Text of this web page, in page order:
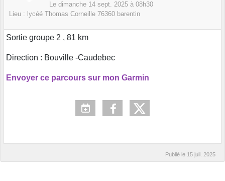
Le dimanche 14 sept. 2025 à 08h30
Lieu : lycéé Thomas Corneille 76360 barentin
Sortie groupe 2 , 81 km
Direction : Bouville -Caudebec
Envoyer ce parcours sur mon Garmin
Publié le 15 juil. 2025